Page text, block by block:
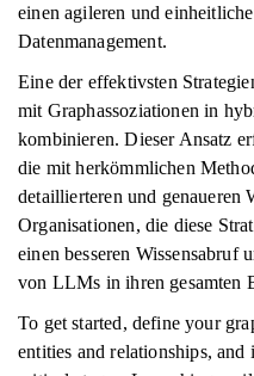
einen agileren und
Datenmanagement.
Eine der effektivsten
mit Graphassoziationen in
kombinieren. Dieser Ansatz
die mit herkömmlichen
detaillierteren und genaueren
Organisationen, die diese
einen besseren Wissensabruf
von LLMs in ihren gesamten
To get started, define your
entities and relationships,